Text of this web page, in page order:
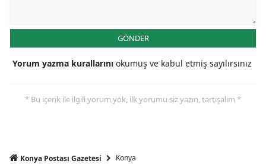
İstanbul
Kars
GÖNDER
Yorum yazma kurallarını okumuş ve kabul etmiş sayılırsınız
* Bu içerik ile ilgili yorum yok, ilk yorumu siz yazın, tartışalım *
Konya Postası Gazetesi Konya